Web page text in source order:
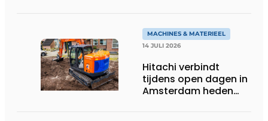
MACHINES & MATERIEEL
14 JULI 2026
Hitachi verbindt
tijdens open dagen in
Amsterdam heden